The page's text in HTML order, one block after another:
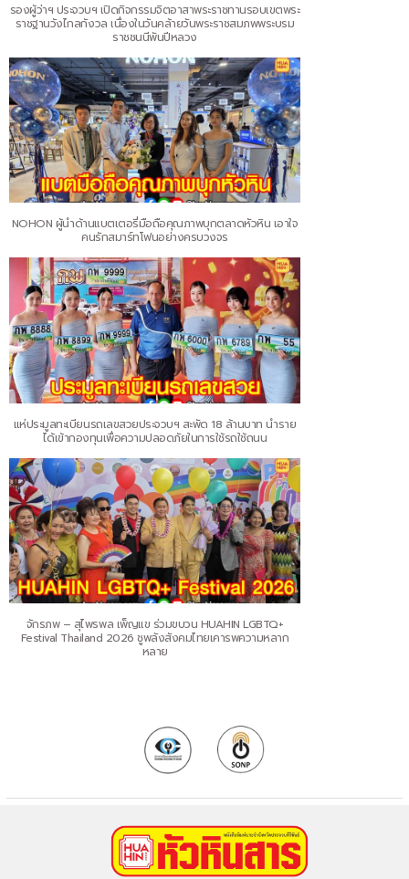
รองผู้ว่าฯ ประจวบฯ เปิดกิจกรรมจิตอาสาพระราชทานรอบเขตพระ
ราชฐานวังไกลกังวล เนื่องในวันคล้ายวันพระราชสมภพพระบรม
ราชชนนีพันปีหลวง
NOHON ผู้นำด้านแบตเตอรี่มือถือคุณภาพบุกตลาดหัวหิน เอาใจ
คนรักสมาร์ทโฟนอย่างครบวงจร
แห่ประมูลทะเบียนรถเลขสวยประจวบฯ สะพัด 18 ล้านบาท นำราย
ได้เข้ากองทุนเพื่อความปลอดภัยในการใช้รถใช้ถนน
จักรภพ – สุไพรพล เพ็ญแข ร่วมขบวน HUAHIN LGBTQ+
Festival Thailand 2026 ชูพลังสังคมไทยเคารพความหลาก
หลาย